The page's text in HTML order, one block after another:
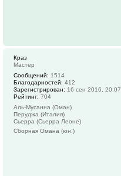
Краз
Мастер
Сообщений: 1514
Благодарностей: 412
Зарегистрирован: 16 сен 2016, 20:07
Рейтинг: 704
Аль-Мусанна (Оман)
Перуджа (Италия)
Сьерра (Сьерра Леоне)
Сборная Омана (юн.)